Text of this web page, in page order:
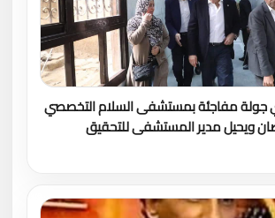
جولة مفاجئة بمستشفى السلام التخصصي
ويحيل مدير المستشفى للتحقيق